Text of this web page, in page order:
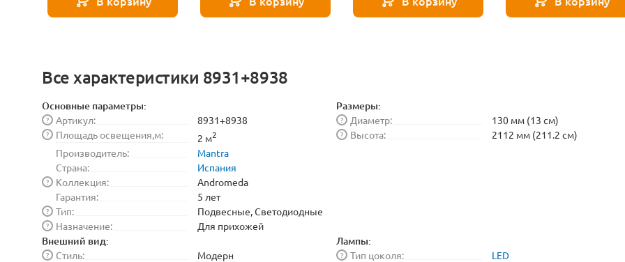
Все характеристики 8931+8938
Основные параметры:
Артикул:
?
8931+8938
Площадь освещения,м:
? 2 м2
Производитель:
Mantra
Страна:
Испания
Коллекция:
?
Andromeda
Гарантия:
5 лет
Тип:
?
Подвесные, Светодиодные
Назначение:
? Для прихожей
Размеры:
Диаметр:
?
130 мм (13 см)
Высота:
? 2112 мм (211.2 см)
Внешний вид:
Стиль:
?
Модерн
Лампы:
Тип цоколя:
?
LED